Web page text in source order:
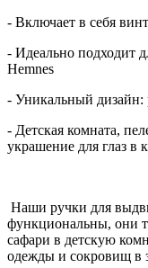
- Включает в себя
- Идеально подходит
Hemnes
- Уникальный дизайн:
- Детская комната,
украшение для глаз в
Наши ручки для
функциональны, они
сафари в детскую
одежды и сокровищ в